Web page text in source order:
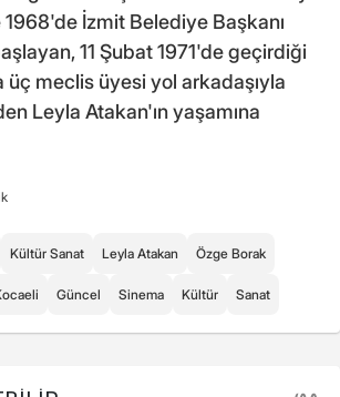
1968'de İzmit Belediye Başkanı
11 Şubat 1971'de geçirdiği
üç meclis üyesi yol arkadaşıyla
Leyla Atakan'ın yaşamına
Kültür Sanat Leyla Atakan Özge Borak
Güncel Sinema Kültür Sanat